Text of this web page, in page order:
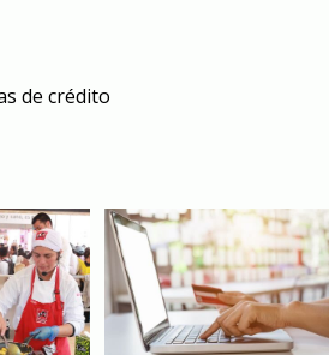
de crédito